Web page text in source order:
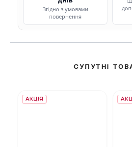
Згідно з умовами
повернення
СУПУТНІ
АКЦІЯ